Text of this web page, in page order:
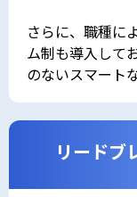
さらに、職種に
ム制も導入して
のないスマート
リードブ